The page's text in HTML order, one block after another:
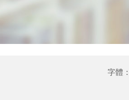
字體：